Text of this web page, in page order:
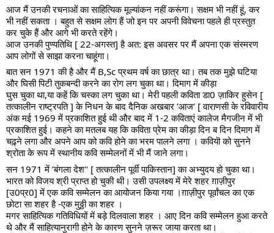
आज मैं उनकी रचनाओं का साहित्यिक मूल्यांकन नहीं करूंगा। सक्षम भी नहीं हूं, कर
भी नहीं सकता । बहुत से सक्षम लोग हैं जो इन पर अपनी विवेचना पहले ही प्रस्तुत
कर चुके हैं और आगे भी करते रहेंगे।
आज उनकी पुण्यतिथि [ 22-अगस्त] है अत: इस अवसर पर मैं अपना एक संस्मरण
आप लोगों से साझा करना चाहूंगा।
बात सन 1971 की है और मैं B,Sc प्रथम वर्ष का छात्र था। तब तक मुझे घटिया
और घिसी पिटी तुकबन्दी करने का रोग लग चुका था। दिमाग में कीड़ा
घुस चुका था,या कहें कि चस्का लग चुका था। मेरी पहली कविता डा0 ज़ाकिर हुसेन [
तत्कालीन राष्ट्रपति ] के निधन के बाद दैनिक अखबार ’आज’ [ वाराणसी के रविवारीय
अंक मई 1969 में प्रकाशित हुई थी और बाद में 1-2 कविताएं कालेज मैगजीन में भी
प्रकाशित हुई। कहने का मतलब यह कि कविता प्रेम का कीड़ा दिन ब दिन दिमाग में
चढ़्ने लगा और अपने आप को कवि होने का भरम पालने लगा । कवियॊ को सुनने
श्रोता के रूप में स्थानीय कवि सम्मेलनों में भी मैं जाने लगा।
सन 1971 में ’बंगला देश" [ तत्कालीन पूर्वी पाकिस्तान] का अभ्युदय हो चुका था।
भारत को विजय श्री प्राप्त हो चुकी थी। उसी उपलक्ष्य मेंमेरे शहर ग़ाज़ीपुर
[उ0प्र0] में एक कवि सम्मेलन का आयोजन किया गया ।ग़ाज़ीपुर पूर्वांचल का एक
छोटा सा शहर है -एक मुठ्ठी का शहर ।
मगर साहित्यिक गतिविधियों में बड़े दिलवाला शहर । आए दिन कवि सम्मेलन हुआ करते
थे और मैं साहित्यानुरागी होने के कारण सुनने ज़रूर जाया करता था।